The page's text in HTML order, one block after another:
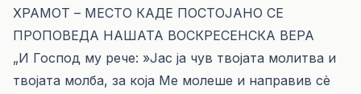
ХРАМОТ – МЕСТО КАДЕ ПОСТОЈАНО СЕ
ПРОПОВЕДА НАШАТА ВОСКРЕСЕНСКА ВЕРА
„И Господ му рече: »Јас ја чув твојата молитва и
твојата молба, за која Ме молеше и направив сѐ